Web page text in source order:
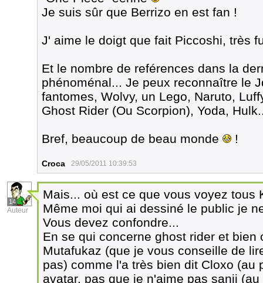
Je suis sûr que Berrizo en est fan !
J' aime le doigt que fait Piccoshi, très
Et le nombre de reférences dans la
phénoménal... Je peux reconnaître le
fantomes, Wolvy, un Lego, Naruto,
Ghost Rider (Ou Scorpion), Yoda,
Bref, beaucoup de beau monde !
Croca 29/05/2011 10:39:53
14
Auteur
Mais... où est ce que vous voyez tous
Même moi qui ai dessiné le public je
Vous devez confondre...
En se qui concerne ghost rider et
Mutafukaz (que je vous conseille de
pas) comme l'a très bien dit Cloxo (au
avatar, pas que je n'aime pas sanji